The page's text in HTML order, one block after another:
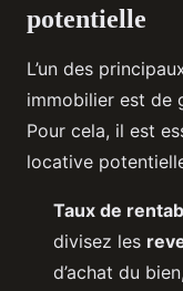
potentielle
L’un des
immobilier est de
Pour cela, il est
locative
Taux de
divisez les
d’achat du